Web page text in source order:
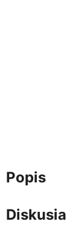
Popis
Diskusia